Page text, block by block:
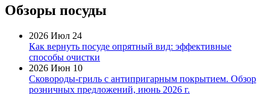
Обзоры посуды
2026 Июл 24
Как вернуть посуде опрятный вид: эффективные
способы очистки
2026 Июн 10
Сковороды-гриль с антипригарным покрытием. Обзор
розничных предложений, июнь 2026 г.